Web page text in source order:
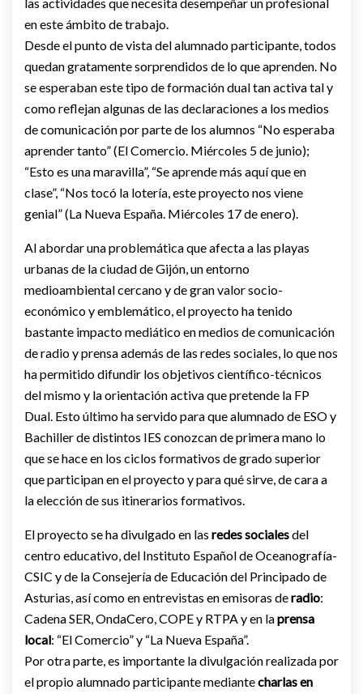
en este ámbito de trabajo.
Desde el punto de vista del alumnado participante, todos
quedan gratamente sorprendidos de lo que aprenden. No
se esperaban este tipo de formación dual tan activa tal y
como reflejan algunas de las declaraciones a los medios
de comunicación por parte de los alumnos “No esperaba
aprender tanto” (El Comercio. Miércoles 5 de junio);
“Esto es una maravilla”, “Se aprende más aquí que en
clase”, “Nos tocó la lotería, este proyecto nos viene
genial” (La Nueva España. Miércoles 17 de enero).
Al abordar una problemática que afecta a las playas
urbanas de la ciudad de Gijón, un entorno
medioambiental cercano y de gran valor socio-
económico y emblemático, el proyecto ha tenido
bastante impacto mediático en medios de comunicación
de radio y prensa además de las redes sociales, lo que nos
ha permitido difundir los objetivos científico-técnicos
del mismo y la orientación activa que pretende la FP
Dual. Esto último ha servido para que alumnado de ESO y
Bachiller de distintos IES conozcan de primera mano lo
que se hace en los ciclos formativos de grado superior
que participan en el proyecto y para qué sirve, de cara a
la elección de sus itinerarios formativos.
El proyecto se ha divulgado en las redes socialesdel
centro educativo, del Instituto Español de Oceanografía-
CSIC y de la Consejería de Educación del Principado de
Asturias, así como en entrevistas en emisoras deradio:
Cadena SER, OndaCero, COPE y RTPA y en laprensa
local: “El Comercio” y “La Nueva España”.
Por otra parte, es importante la divulgación realizada por
el propio alumnado participante mediantecharlas en